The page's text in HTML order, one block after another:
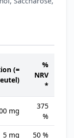
(=
%
NRV
*
mg
375
%
5 mg 50 %